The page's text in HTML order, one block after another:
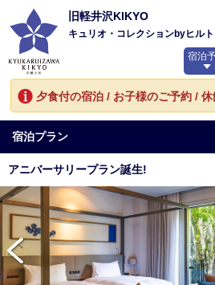
旧軽井沢KIKYO
キュリオ・コレクションbyヒル
宿泊
夕食付の宿泊 / お子様のご予約 /
宿泊プラン
アニバーサリープラン誕生!